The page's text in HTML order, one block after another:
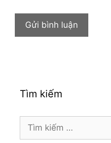
Tìm kiếm
Tìm
kiếm